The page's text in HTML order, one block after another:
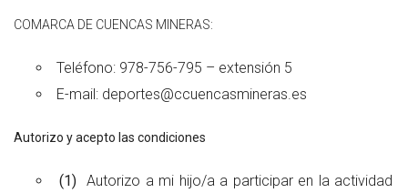
COMARCA DE CUENCAS MINERAS:
Teléfono: 978-756-795 – extensión 5
E-mail: deportes@ccuencasmineras.es
Autorizo y acepto las condiciones
(1)Autorizo a mi hijo/a a participar en la actividad